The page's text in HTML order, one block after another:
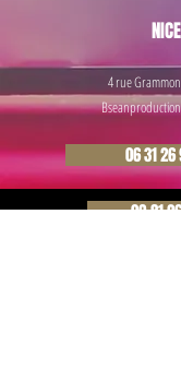
NICE
4 rue
06 31
09 81